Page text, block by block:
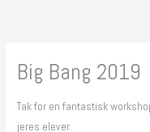
Big Bang 2019
Tak for en fantastisk
jeres elever.